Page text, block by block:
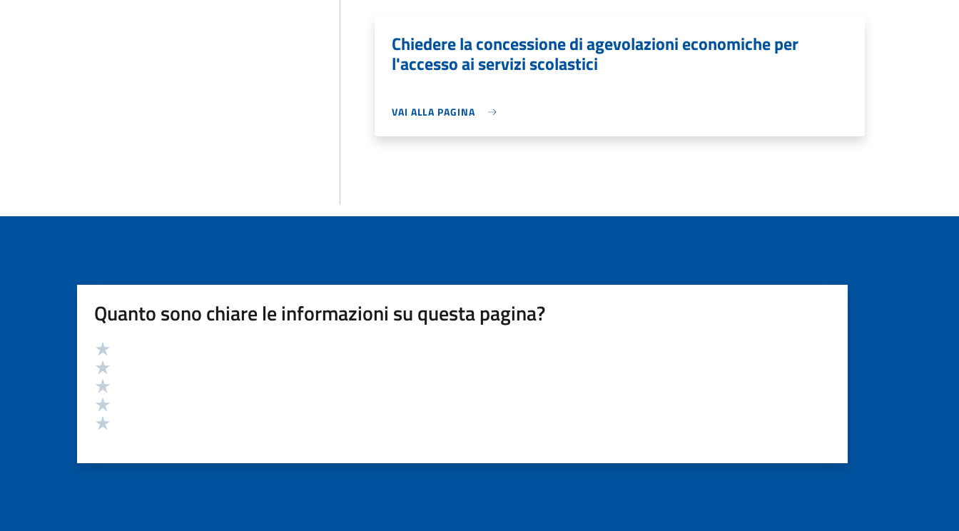
Chiedere la concessione di agevolazioni economiche per
l'accesso ai servizi scolastici
VAI ALLA PAGINA
Quanto sono chiare le informazioni su questa pagina?
Valutazione